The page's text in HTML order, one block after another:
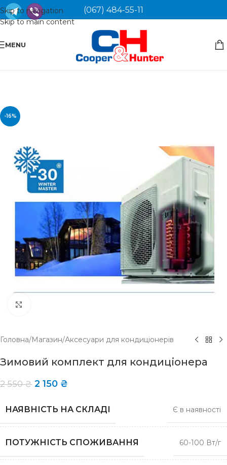
Skip to navigation
Skip to main content
(067) 484-55-11
MENU
-16%
Головна/Магазин/Аксесуари для кондиціонерів
Зимовий комплект для кондиціонера
2 550₴ 2 150 ₴
НАЯВНІСТЬ НА СКЛАДІ Є в наявності
ПОТУЖНІСТЬ СПОЖИВАННЯ 60-100 Вт/г